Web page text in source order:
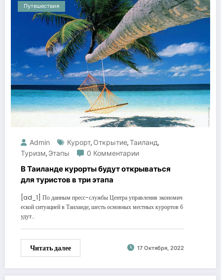
Путешествия
Admin Курорт, Открытие,Таиланд,
Туризм, Этапы 0 Комментарии
В Таиланде курорты будут открываться
для туристов в три этапа
[ad_1] По данным пресс-службы Центра управления экономич
еской ситуацией в Таиланде, шесть основных местных курортов б
удут…
Читать далее 17 Октября, 2022